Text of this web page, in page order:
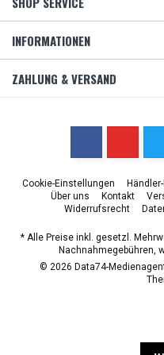
INFORMATIONEN
ZAHLUNG & VERSAND
Cookie-Einstellungen
Über uns
Kontakt
Widerrufsrecht
* Alle Preise inkl. gesetzl.
Nachnahmegebühren,
© 2026 Data74-